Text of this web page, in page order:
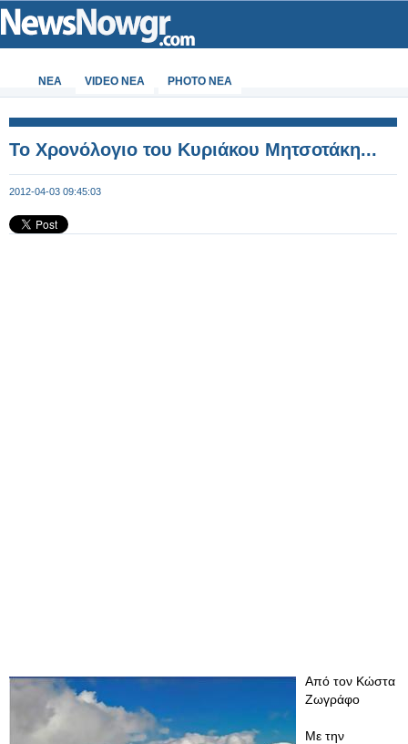
ΝΕΑ VIDEO NEA PHOTO NEA
Το Χρονόλογιο του Κυριάκου Μητσοτάκη...
2012-04-03 09:45:03
Από τον Κώστα
Ζωγράφο
Με την